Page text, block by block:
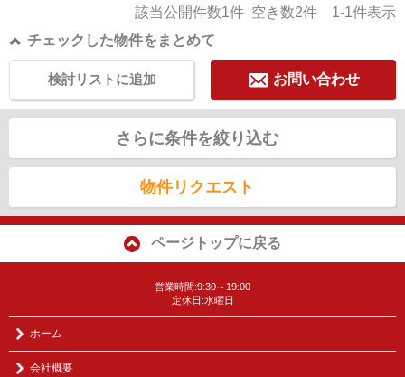
該当公開件数1件 空き数2件 1-1件表示
チェックした物件をまとめて
お問い合わせ
検討リストに追加
さらに条件を絞り込む
物件リクエスト
ページトップに戻る
営業時間:9:30～19:00
定休日:水曜日
ホーム
会社概要